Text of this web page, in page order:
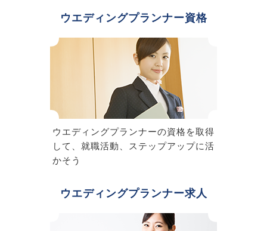
ウエディングプランナー資格
ウエディングプランナーの資格を取得
して、就職活動、ステップアップに活
かそう
ウエディングプランナー求人